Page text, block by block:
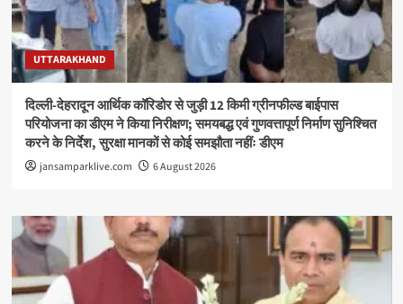
UTTARAKHAND
दिल्ली-देहरादून आर्थिक कॉरिडोर से जुड़ी 12 किमी ग्रीनफील्ड बाईपास
परियोजना का डीएम ने किया निरीक्षण; समयबद्ध एवं गुणवत्तापूर्ण निर्माण सुनिश्चित
करने के निर्देश, सुरक्षा मानकों से कोई समझौता नहींः डीएम
jansamparklive.com 6 August 2026